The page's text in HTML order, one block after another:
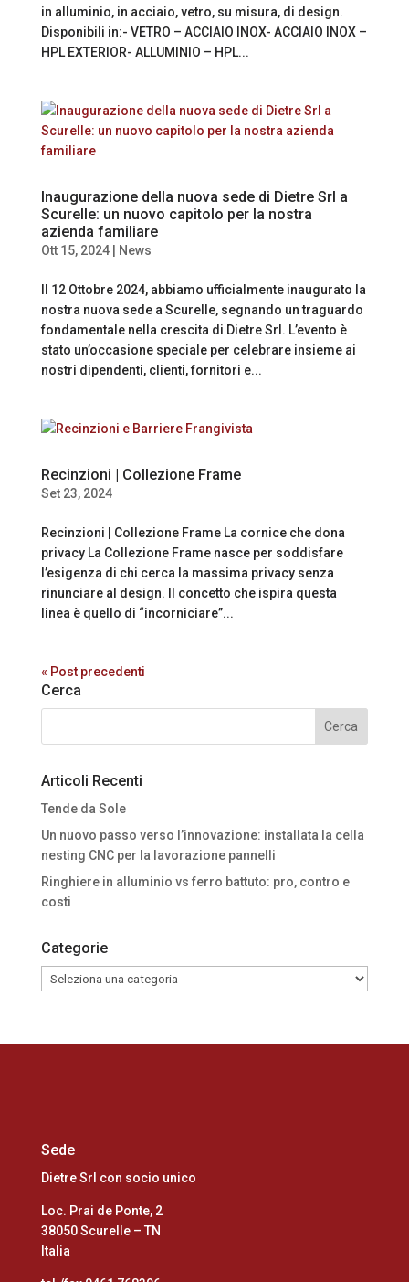
in alluminio, in acciaio, vetro, su misura, di design.
Disponibili in:- VETRO – ACCIAIO INOX- ACCIAIO INOX –
HPL EXTERIOR- ALLUMINIO – HPL...
Inaugurazione della nuova sede di Dietre Srl a
Scurelle: un nuovo capitolo per la nostra
azienda familiare
Ott 15, 2024| News
Il 12 Ottobre 2024, abbiamo ufficialmente inaugurato la
nostra nuova sede a Scurelle, segnando un traguardo
fondamentale nella crescita di Dietre Srl. L’evento è
stato un’occasione speciale per celebrare insieme ai
nostri dipendenti, clienti, fornitori e...
Recinzioni | Collezione Frame
Set 23, 2024
Recinzioni | Collezione Frame La cornice che dona
privacy La Collezione Frame nasce per soddisfare
l’esigenza di chi cerca la massima privacy senza
rinunciare al design. Il concetto che ispira questa
linea è quello di “incorniciare”...
« Post precedenti
Cerca
Articoli Recenti
Tende da Sole
Un nuovo passo verso l’innovazione: installata la cella
nesting CNC per la lavorazione pannelli
Ringhiere in alluminio vs ferro battuto: pro, contro e
costi
Categorie
Categorie
Sede
Dietre Srl con socio unico
Loc. Prai de Ponte, 2
38050 Scurelle – TN
Italia